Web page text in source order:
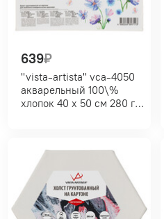
639₽
"vista-artista" vca-4050
акварельный 100\%
хлопок 40 х 50 см 280 г/